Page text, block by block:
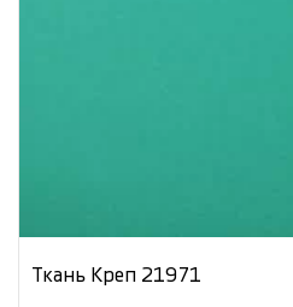
Ткань Креп 21971